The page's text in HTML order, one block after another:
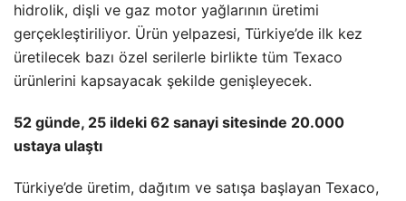
hidrolik, dişli ve gaz motor yağlarının üretimi
gerçekleştiriliyor. Ürün yelpazesi, Türkiye’de ilk kez
üretilecek bazı özel serilerle birlikte tüm Texaco
ürünlerini kapsayacak şekilde genişleyecek.
52 günde, 25 ildeki 62 sanayi sitesinde 20.000
ustaya ulaştı
Türkiye’de üretim, dağıtım ve satışa başlayan Texaco,